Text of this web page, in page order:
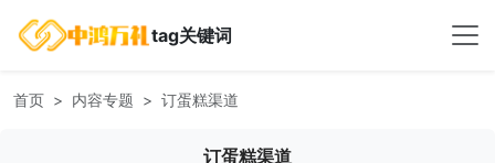
tag关键词
首页 内容专题 订蛋糕渠道
订蛋糕渠道